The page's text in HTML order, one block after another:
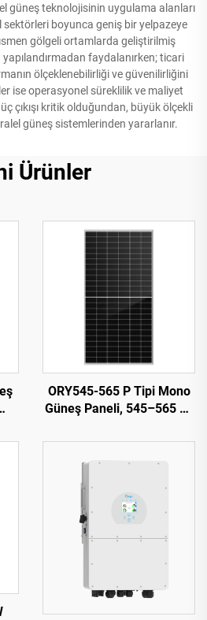
güneş teknolojisinin uygulama alanları
boyunca geniş bir yelpazeye
gölgeli ortamlarda geliştirilmiş
faydalanırken; ticari
ölçeklenebilirliği ve güvenilirliğini
ise operasyonel süreklilik ve maliyet
çıkışı kritik olduğundan, büyük ölçekli
güneş sistemlerinden yararlanır.
Ürünler
ORY545-565 P Tipi Mono
Güneş Paneli, 545–565 W,
Fotovoltaik Sistem
Kullanımı